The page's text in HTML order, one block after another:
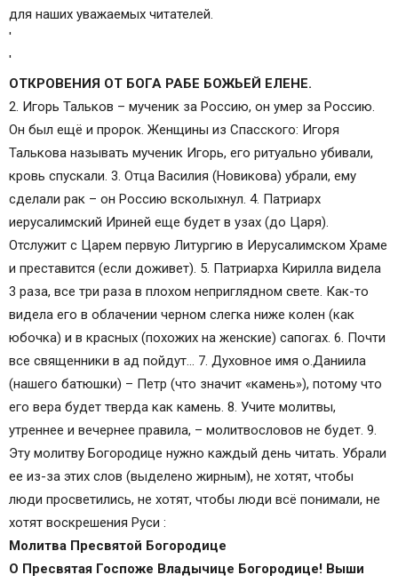
для наших уважаемых читателей.
'
'
ОТКРОВЕНИЯ ОТ БОГА РАБЕ БОЖЬЕЙ ЕЛЕНЕ.
2. Игорь Тальков – мученик за Россию, он умер за Россию.
Он был ещё и пророк. Женщины из Спасского: Игоря
Талькова называть мученик Игорь, его ритуально убивали,
кровь спускали. 3. Отца Василия (Новикова) убрали, ему
сделали рак – он Россию всколыхнул. 4. Патриарх
иерусалимский Ириней еще будет в узах (до Царя).
Отслужит с Царем первую Литургию в Иерусалимском Храме
и преставится (если доживет). 5. Патриарха Кирилла видела
3 раза, все три раза в плохом неприглядном свете. Как-то
видела его в облачении черном слегка ниже колен (как
юбочка) и в красных (похожих на женские) сапогах. 6. Почти
все священники в ад пойдут… 7. Духовное имя о.Даниила
(нашего батюшки) – Петр (что значит «камень»), потому что
его вера будет тверда как камень. 8. Учите молитвы,
утреннее и вечернее правила, – молитвословов не будет. 9.
Эту молитву Богородице нужно каждый день читать. Убрали
ее из-за этих слов (выделено жирным), не хотят, чтобы
люди просветились, не хотят, чтобы люди всё понимали, не
хотят воскрешения Руси :
Молитва Пресвятой Богородице
О Пресвятая Госпоже Владычице Богородице! Выши